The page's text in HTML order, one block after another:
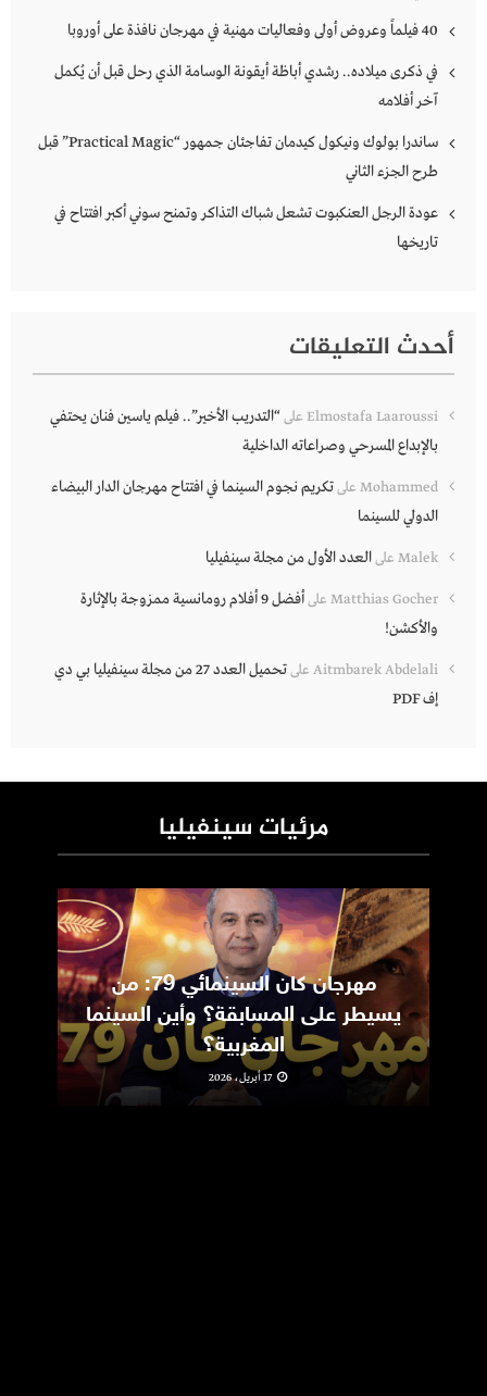
40 فيلماً وعروض أولى وفعاليات مهنية في مهرجان نافذة على أوروبا
في ذكرى ميلاده.. رشدي أباظة أيقونة الوسامة الذي رحل قبل أن يُكمل
آخر أفلامه
ساندرا بولوك ونيكول كيدمان تفاجئان جمهور “Practical Magic” قبل
طرح الجزء الثاني
عودة الرجل العنكبوت تشعل شباك التذاكر وتمنح سوني أكبر افتتاح في
تاريخها
أحدث التعليقات
Elmostafa Laaroussi على“التدريب الأخير”.. فيلم ياسين فنان يحتفي
بالإبداع المسرحي وصراعاته الداخلية
Mohammed علىتكريم نجوم السينما في افتتاح مهرجان الدار البيضاء
الدولي للسينما
Malek علىالعدد الأول من مجلة سينفيليا
Matthias Gocher على
أفضل 9 أفلام رومانسية ممزوجة بالإثارة
والأكشن!
Aitmbarek Abdelali على
تحميل العدد 27 من مجلة سينفيليا بي دي
إف PDF
مرئيات سينفيليا
مهرجان كان السينمائي 79: من
يسيطر على المسابقة؟ وأين السينما
المغربية؟
17 أبريل، 2026